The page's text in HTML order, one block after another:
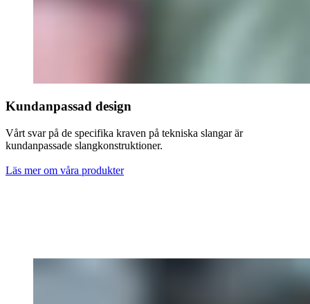
Kundanpassad design
Vårt svar på de specifika kraven på tekniska slangar är
kundanpassade slangkonstruktioner.
Läs mer om våra produkter